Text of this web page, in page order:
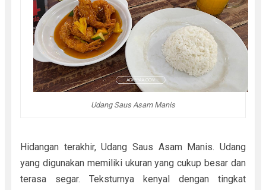
Udang Saus Asam Manis
Hidangan terakhir, Udang Saus Asam Manis. Udang
yang digunakan memiliki ukuran yang cukup besar dan
terasa segar. Teksturnya kenyal dengan tingkat